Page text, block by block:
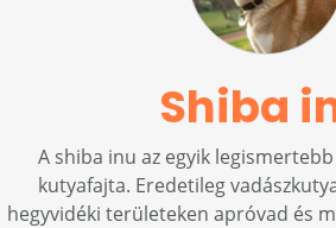
Shiba
A shiba inu az egyik
kutyafajta. Eredetileg
hegyvidéki területeken apróvad és